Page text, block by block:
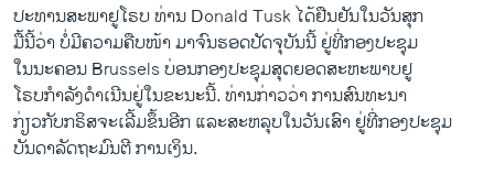
ປະທານ​ສະພາ​ຢູ​ໂຣບ ທ່ານ Donald Tusk ​ໄດ້ຢືນຢັນໃນ​ວັນ​ສຸກ
​ມື້​ນີ້ວ່າ ບໍ່​ມີ​ຄວາມ​ຄືບ​ໜ້າ ​ມາຈົນຮອດປັດຈຸບັນນີ້ ຢູ່​ທີ່​ກອງ​ປະຊຸມ
​ໃນນະຄອນ Brussels ບ່ອນກອງ​ປະຊຸມ​ສຸດ​ຍອດສະຫະພາບ​ຢູ​
ໂຣບກຳລັງ​ດຳເນີນ​ຢູ່ໃນ​ຂະນະ​ນີ້. ທ່ານ​ກ່າວ​ວ່າ ການ​ສົນທະນາ​
ກ່ຽວ​ກັບກຣິສຈະ​ເລີ້ມຂຶ້ນອີກ ​ແລະ​ສະຫລຸບ​ໃນ​ວັນ​ເສົາ​ ຢູ່ທີ່​ກອງປະຊຸມ​
ບັນດາ​ລັດຖະມົນຕີ​ ການ​ເງິນ.